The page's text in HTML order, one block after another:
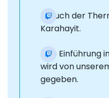
Besuch der
Karahayit.
Eine Einführung
wird von
gegeben.